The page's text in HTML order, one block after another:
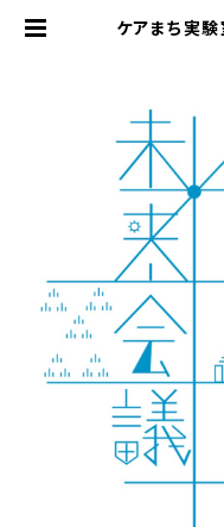
ケアまち実験